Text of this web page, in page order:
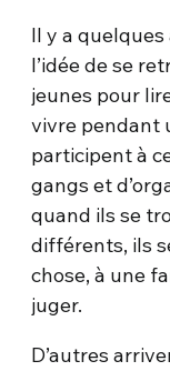
Il y a
l’idée de se
jeunes pour
vivre pendant
participent à
gangs et
quand ils se
différents, ils
chose, à une
juger.
D’autres